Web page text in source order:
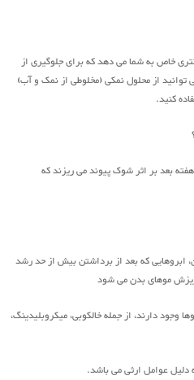
خاص به شما می دهد که برای جلوگیری از
توانید از محلول نمکی (مخلوطی از نمک و آب)
کنید.
بیشتر ابروهای کاشته شده طی 2 تا 4 هفته بعد بر اثر شوک پیوند می ریزند که
که بعد از برداشتن بیش از حد رشد
موهای بدن می شود
وجود دارند، از جمله خالکوبی، میکروبلیدینگ،
دلیل عوامل ارثی می باشد.